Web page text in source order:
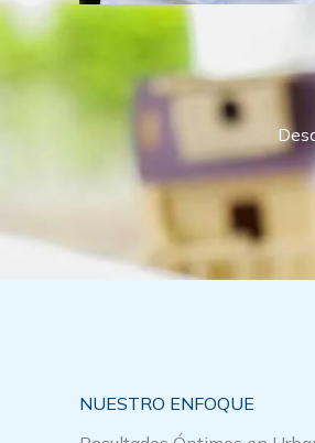
NUESTRO ENFOQUE